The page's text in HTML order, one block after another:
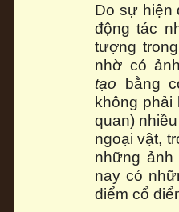
Do sự hiện
động tác
tượng
nhờ có
tạo bằng
không phải
quan)
ngoại vật,
những
nay có
điểm cổ